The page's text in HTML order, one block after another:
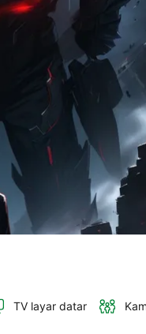
TV layar datar